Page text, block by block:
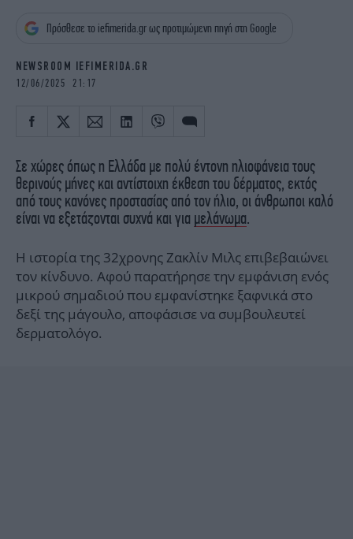
OSCARS
THE OCEAN
Πρόσθεσε το iefimerida.gr ως προτιμώμενη πηγή στη Google
NEWSROOM IEFIMERIDA.GR
12/06/2025 21:17
Σε χώρες όπως η Ελλάδα με πολύ έντονη ηλιοφάνεια τους
θερινούς μήνες και αντίστοιχη έκθεση του δέρματος, εκτός
από τους κανόνες προστασίας από τον ήλιο, οι άνθρωποι καλό
είναι να εξετάζονται συχνά και για μελάνωμα.
Η ιστορία της 32χρονης Ζακλίν Μιλς επιβεβαιώνει
τον κίνδυνο. Αφού παρατήρησε την εμφάνιση ενός
μικρού σημαδιού που εμφανίστηκε ξαφνικά στο
δεξί της μάγουλο, αποφάσισε να συμβουλευτεί
δερματολόγο.